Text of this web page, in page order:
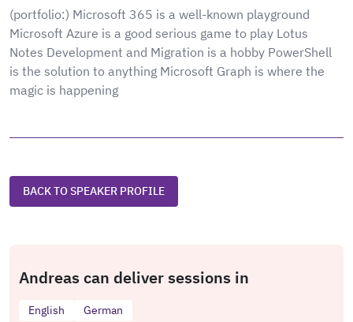
(portfolio:) Microsoft 365 is a well-known playground
Microsoft Azure is a good serious game to play Lotus
Notes Development and Migration is a hobby PowerShell
is the solution to anything Microsoft Graph is where the
magic is happening
BACK TO SPEAKER PROFILE
Andreas can deliver sessions in
English German